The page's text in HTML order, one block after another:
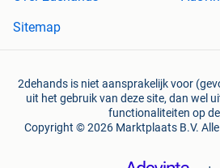
Sitemap
2dehands is niet aansprakelijk voor
uit het gebruik van deze site, dan wel
functionaliteiten op
Copyright © 2026 Marktplaats B.V.